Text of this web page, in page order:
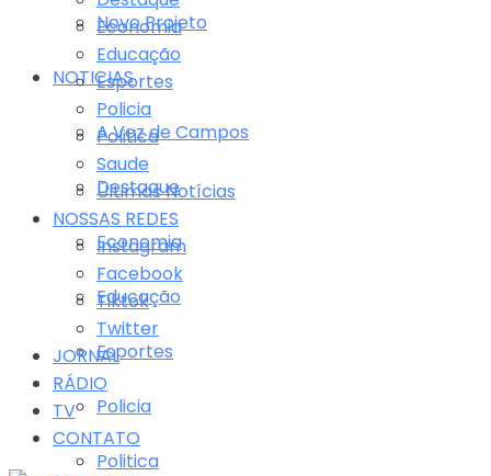
Novo Projeto
NOTICIAS
A Voz de Campos
Destaque
Economia
Educação
Esportes
Policia
Politica
Economia
Educação
Esportes
Policia
Politica
Saude
Últimas Notícias
NOSSAS REDES
Instagram
Facebook
Tiktok
Twitter
JORNAL
RÁDIO
TV
CONTATO